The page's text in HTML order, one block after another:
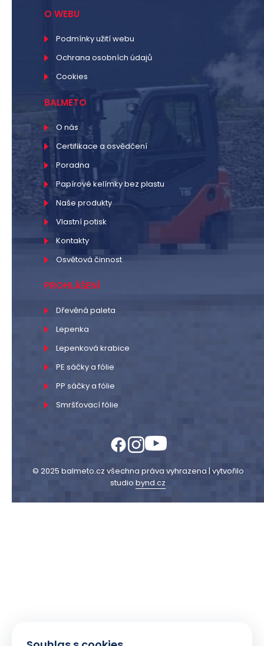
O WEBU
Podmínky užití webu
Ochrana osobních údajů
Cookies
BALMETO
O nás
Certifikace a osvědčení
Poradna
Papírové kelímky bez plastu
Naše produkty
Vlastní potisk
Kontakty
Osvětová činnost
PROHLÁŠENÍ
Dřevěná paleta
Lepenka
Lepenková krabice
PE sáčky a fólie
PP sáčky a fólie
Smršťovací fólie
© 2025 balmeto.cz všechna práva vyhrazena | vytvořilo
studio bynd.cz